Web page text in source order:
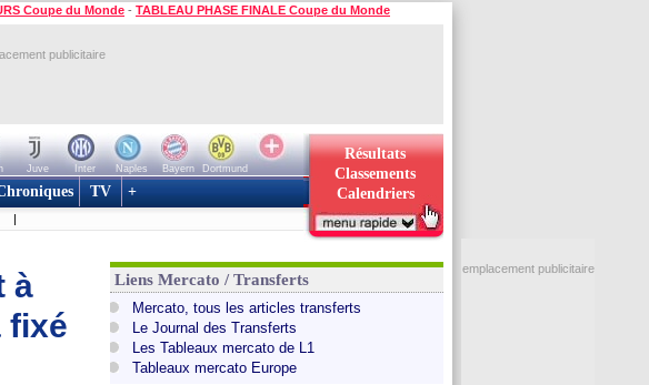
Coupe du Monde - TABLEAU PHASE FINALE Coupe du Monde
publicitaire
Juve Inter Naples Bayern
Dortmund
Résultats
Classements
Calendriers
TV +
|
à
fixé
Liens Mercato / Transferts
Mercato, tous les articles transferts
Le Journal des Transferts
Les Tableaux mercato de L1
Tableaux mercato Europe
emplacement publicitaire